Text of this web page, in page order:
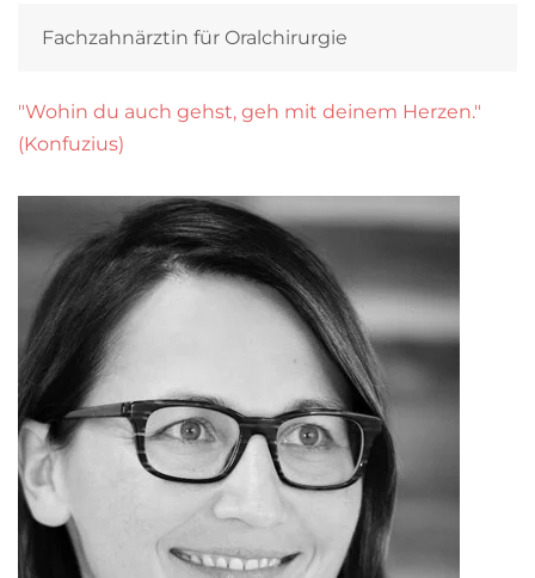
Fachzahnärztin für Oralchirurgie
"Wohin du auch gehst, geh mit deinem Herzen."
(Konfuzius)